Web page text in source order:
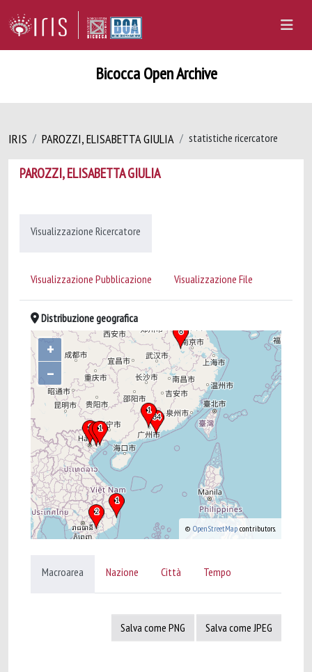
Bicocca Open Archive
IRIS PAROZZI, ELISABETTA GIULIA statistiche ricercatore
PAROZZI, ELISABETTA GIULIA
Visualizzazione Ricercatore
Visualizzazione Pubblicazione Visualizzazione File
Distribuzione geografica
+
–
© OpenStreetMap contributors.
Macroarea Nazione Città Tempo
Salva come PNG Salva come JPEG